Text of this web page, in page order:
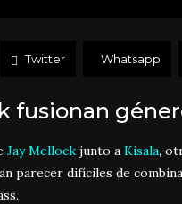
Twitter Whatsapp
fusionan
Jay Mellock junto a Kisala,
parecer difíciles de